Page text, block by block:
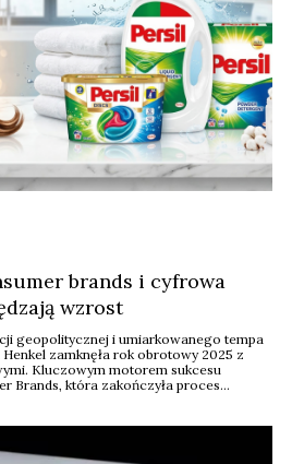
brands i cyfrowa
wzrost
geopolitycznej i umiarkowanego tempa
zamknęła rok obrotowy 2025 z
Kluczowym motorem sukcesu
Brands, która zakończyła proces
na innowacje oparte ...